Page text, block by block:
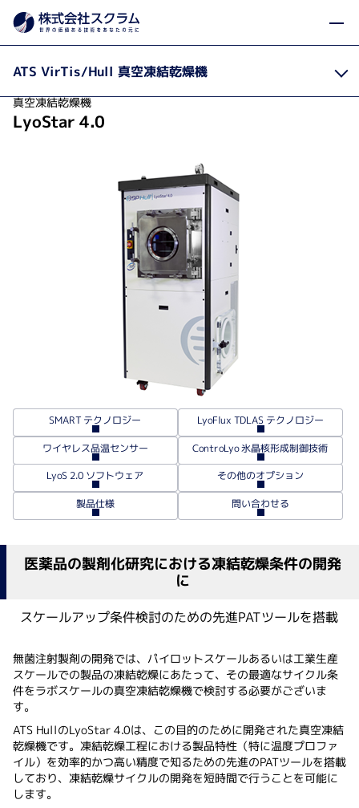
LyoStar 4.0
真空凍結乾燥機
SMART テクノロジー LyoFlux TDLAS テクノロジー
ワイヤレス品温センサー ControLyo 氷晶核形成制御技術
LyoS 2.0 ソフトウェア その他のオプション
製品仕様 問い合わせる
医薬品の製剤化研究における凍結乾燥条件の開発
に
スケールアップ条件検討のための先進PATツールを搭載
無菌注射製剤の開発では、パイロットスケールあるいは工業生産
スケールでの製品の凍結乾燥にあたって、その最適なサイクル条
件をラボスケールの真空凍結乾燥機で検討する必要がございま
す。
ATS HullのLyoStar 4.0は、この目的のために開発された真空凍結
乾燥機です。凍結乾燥工程における製品特性（特に温度プロファ
イル）を効率的かつ高い精度で知るための先進のPATツールを搭載
しており、凍結乾燥サイクルの開発を短時間で行うことを可能に
します。
ATS VirTis/Hull 真空凍結乾燥機